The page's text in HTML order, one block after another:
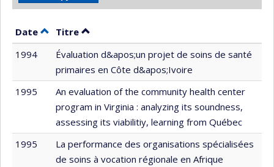
Date Trier par date en ordre décroissant
Titre Trier par titre en ordre décroissant
1994
Évaluation d&apos;un projet de soins de santé
primaires en Côte d&apos;Ivoire
1995
An evaluation of the community health center
program in Virginia : analyzing its soundness,
assessing its viabilitiy, learning from Québec
1995
La performance des organisations spécialisées
de soins à vocation régionale en Afrique